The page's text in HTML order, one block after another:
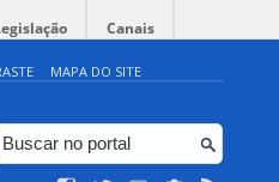
Canais
MAPA DO SITE